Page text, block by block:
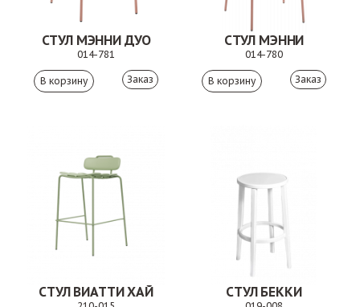
СТУЛ МЭННИ ДУО
014-781
Заказ
СТУЛ МЭННИ
014-780
Заказ
СТУЛ ВИАТТИ ХАЙ СТУЛ БЕККИ